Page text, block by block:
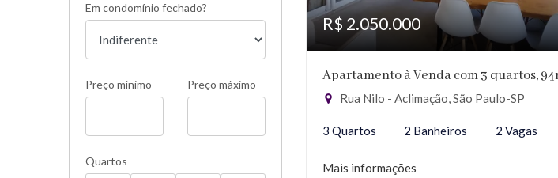
Em condomínio fechado?
Preço mínimo Preço máximo
Quartos
R$ 2.050.000
Apartamento à Venda com 3 quartos,
Rua Nilo - Aclimação, São Paulo-SP
3 Quartos 2 Banheiros 2 Vagas
Mais informações